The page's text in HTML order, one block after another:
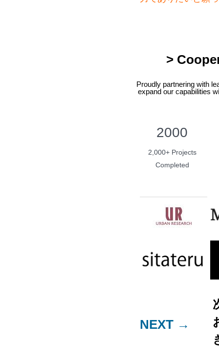
>
Proudly partnering with
expand our capabilities
NEXT →
2000
2,000+ Projects
Completed